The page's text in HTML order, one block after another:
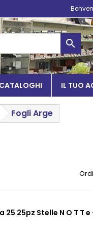

CATALOGHI IL TUO
Fogli Arge
25pz Stelle N O T T e